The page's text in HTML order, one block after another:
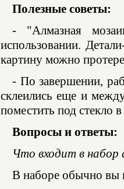
Полезные советы:
- "Алмазная
использовании.
картину можно
- По завершении,
склеились еще и
поместить под стекло
Вопросы и ответы:
Что входит в набор
В наборе обычно вы